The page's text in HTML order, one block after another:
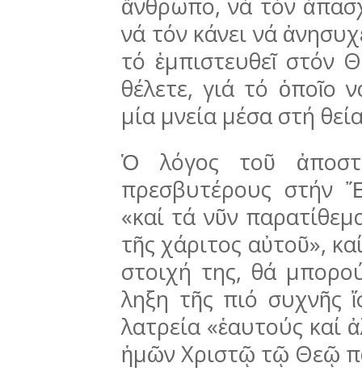
ἄνθρωπο, νά τόν
νά τόν κάνει νά
τό ἐμπι­στευθεῖ στόν
θέλετε, γιά τό ὁποῖο
μία μνεία μέσα στή
Ὁ λόγος τοῦ
πρεσβυτέρους στήν
«καί τά νῦν
τῆς χάριτος αὐτοῦ»,
στοιχή της, θά
ληξη τῆς πιό συχνῆς
λατρεία «ἑαυτούς καί
ἡμῶν Χριστῷ τῷ Θεῷ